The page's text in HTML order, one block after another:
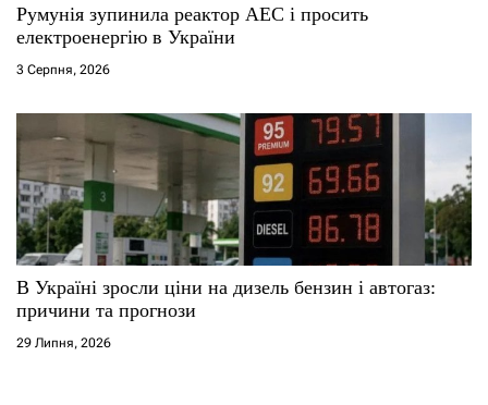
Румунія зупинила реактор АЕС і просить
електроенергію в України
3 Серпня, 2026
В Україні зросли ціни на дизель бензин і автогаз:
причини та прогнози
29 Липня, 2026